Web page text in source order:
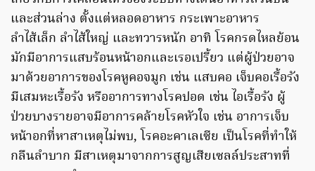
และส่วนล่าง ตั้งแต่หลอดอาหาร กระเพาะอาหาร
ลำไส้เล็ก ลำไส้ใหญ่ และทวารหนัก อาทิ โรคกรดไหลย้อน
มักมีอาการแสบร้อนหน้าอกและเรอเปรี้ยว แต่ผู้ป่วยอาจ
มาด้วยอาการของโรคหูคอจมูก เช่น แสบคอ เจ็บคอเรื้อรัง
มีเสมหะเรื้อรัง หรืออาการทางโรคปอด เช่น ไอเรื้อรัง ผู้
ป่วยบางรายอาจมีอาการคล้ายโรคหัวใจ เช่น อาการเจ็บ
หน้าอกที่หาสาเหตุไม่พบ, โรคอะคาเลเซีย เป็นโรคที่ทำให้
กลืนลำบาก มีสาเหตุมาจากการสูญเสียเซลล์ประสาทที่